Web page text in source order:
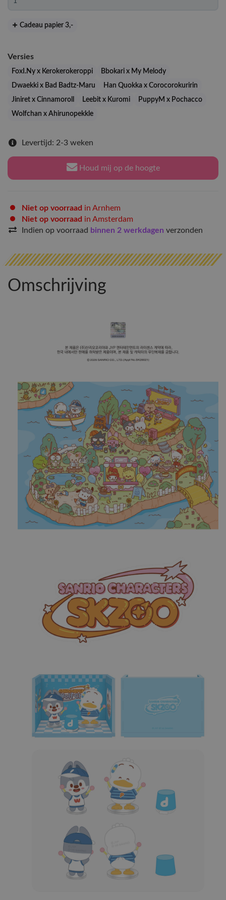
Cadeau papier 3,-
Versies
FoxI.Ny x Kerokerokeroppi
Bbokari x My Melody
Dwaekki x Bad Badtz-Maru
Han Quokka x Corocorokuririn
Jiniret x Cinnamoroll
Leebit x Kuromi
PuppyM x Pochacco
Wolfchan x Ahirunopekkle
Levertijd: 2-3 weken
Houd mij op de hoogte
Niet op voorraad in Arnhem
Niet op voorraad in Amsterdam
Indien op voorraad binnen 2 werkdagen verzonden
Omschrijving